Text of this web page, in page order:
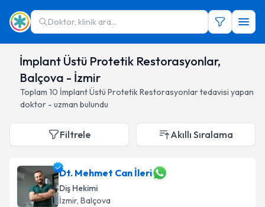
Doktor, klinik ara...
İmplant Üstü Protetik Restorasyonlar,
Balçova - İzmir
Toplam 10 İmplant Üstü Protetik Restorasyonlartedavisi yapan
doktor - uzman bulundu
Filtrele Akıllı Sıralama
Dt. Mehmet Can İleri
Diş Hekimi
İzmir, Balçova